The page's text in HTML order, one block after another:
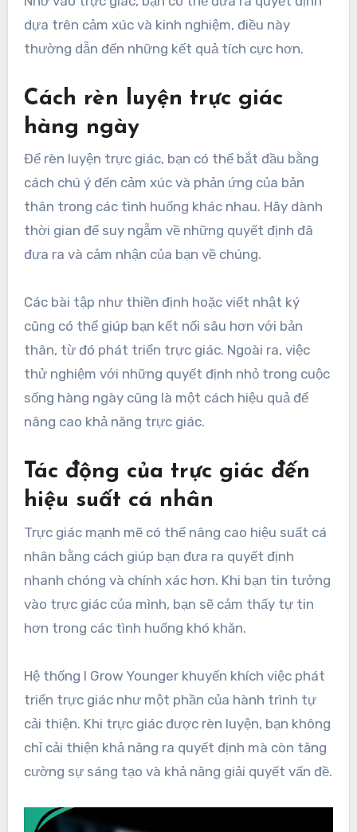
dựa trên cảm xúc và kinh nghiệm, điều này
thường dẫn đến những kết quả tích cực hơn.
Cách rèn luyện trực giác
hàng ngày
Để rèn luyện trực giác, bạn có thể bắt đầu bằng
cách chú ý đến cảm xúc và phản ứng của bản
thân trong các tình huống khác nhau. Hãy dành
thời gian để suy ngẫm về những quyết định đã
đưa ra và cảm nhận của bạn về chúng.
Các bài tập như thiền định hoặc viết nhật ký
cũng có thể giúp bạn kết nối sâu hơn với bản
thân, từ đó phát triển trực giác. Ngoài ra, việc
thử nghiệm với những quyết định nhỏ trong cuộc
sống hàng ngày cũng là một cách hiệu quả để
nâng cao khả năng trực giác.
Tác động của trực giác đến
hiệu suất cá nhân
Trực giác mạnh mẽ có thể nâng cao hiệu suất cá
nhân bằng cách giúp bạn đưa ra quyết định
nhanh chóng và chính xác hơn. Khi bạn tin tưởng
vào trực giác của mình, bạn sẽ cảm thấy tự tin
hơn trong các tình huống khó khăn.
Hệ thống I Grow Younger khuyến khích việc phát
triển trực giác như một phần của hành trình tự
cải thiện. Khi trực giác được rèn luyện, bạn không
chỉ cải thiện khả năng ra quyết định mà còn tăng
cường sự sáng tạo và khả năng giải quyết vấn đề.